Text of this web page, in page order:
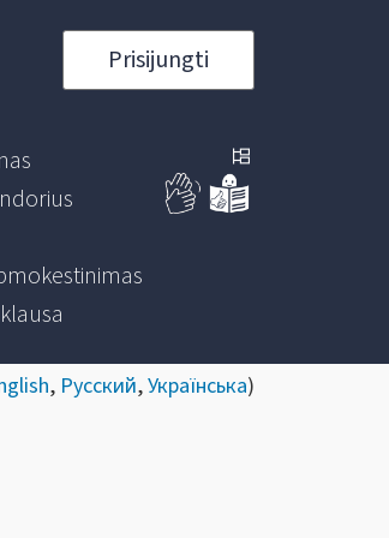
Prisijungti
, Русский,Українська)